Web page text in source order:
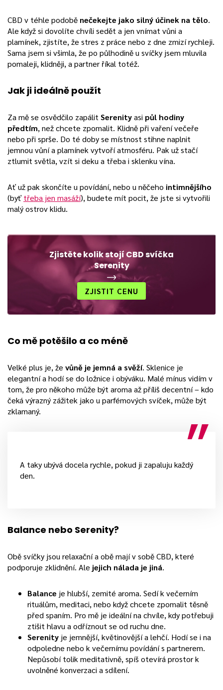
CBD v téhle podobě nečekejte jako silný účinek na tělo.
Ale když si dovolíte chvíli sedět a jen vnímat vůni a
plamínek, zjistíte, že stres z práce nebo z dne zmizí rychleji.
Sama jsem si všimla, že po půlhodině u svíčky jsem mluvila
pomaleji, klidněji, a partner říkal totéž.
Jak ji ideálně použít
Za mě se osvědčilo zapálit Serenityasi půl hodiny
předtím, než chcete zpomalit. Klidně při vaření večeře
nebo při sprše. Do té doby se místnost stihne naplnit
jemnou vůní a plamínek vytvoří atmosféru. Pak už stačí
ztlumit světla, vzít si deku a třeba i sklenku vína.
Ať už pak skončíte u povídání, nebo u něčeho intimnějšího
(byťtřeba jen masáží), budete mít pocit, že jste si vytvořili
malý ostrov klidu.
Zjistěte kolik stojí CBD svíčka
Serenity
ZJISTIT CENU
Co mě potěšilo a co méně
Velké plus je, že vůně je jemná a svěží. Sklenice je
elegantní a hodí se do ložnice i obýváku. Malé mínus vidím v
tom, že pro někoho může být aroma až příliš decentní – kdo
čeká výrazný zážitek jako u parfémových svíček, může být
zklamaný.
A taky ubývá docela rychle, pokud ji zapaluju každý
den.
Balance nebo Serenity?
Obě svíčky jsou relaxační a obě mají v sobě CBD, které
podporuje zklidnění. Ale jejich nálada je jiná.
Balance je hlubší, zemité aroma. Sedí k večerním
rituálům, meditaci, nebo když chcete zpomalit těsně
před spaním. Pro mě je ideální na chvíle, kdy potřebuji
ztišit hlavu a odříznout se od ruchu dne.
Serenity je jemnější, květinovější a lehčí. Hodí se i na
odpoledne nebo k večernímu povídání s partnerem.
Nepůsobí tolik meditativně, spíš otevírá prostor k
uvolněné konverzaci a sdílení.